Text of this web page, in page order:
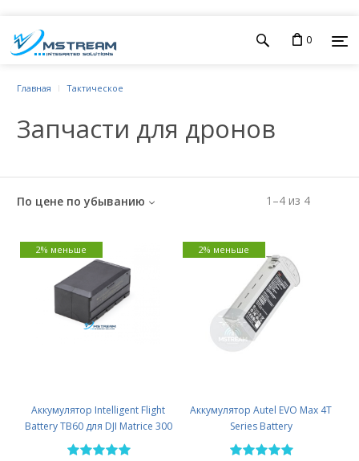
0
Главная Тактическое
Запчасти для дронов
1 –4 из 4
По цене по убыванию
Аккумулятор Intelligent Flight
Battery TB60 для DJI Matrice 300
RTK
2% меньше
Аккумулятор Autel EVO Max 4T
Series Battery
2% меньше